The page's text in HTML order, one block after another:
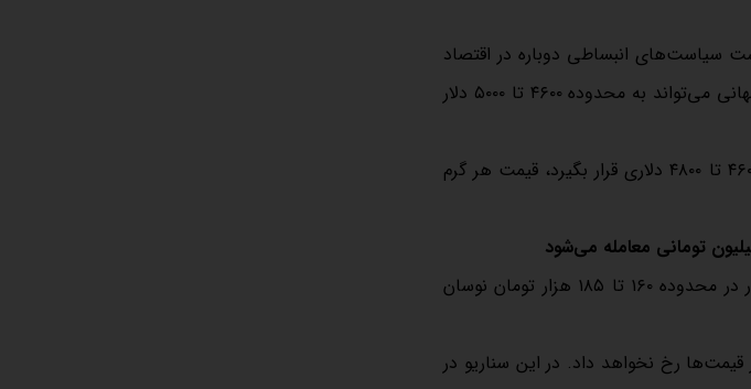
سیاست‌های انبساطی دوباره در اقتصاد
این کشور اجرا شوند. در نتیجه، بازار فلزات گرانبها، به‌ویژه طلا ظرفیت رشد خواهد داشت و اونس جهانی می‌تواند به محدوده ۴۶۰۰ تا ۵۰۰۰ دلار
دیبا افزود: «با فرض اینکه قیمت دلار ۱۳۰ تا ۱۵۰ هزار تومان شود و اونس جهانی طلا در محدوده ۴۶۰۰ تا ۴۸۰۰ دلاری قرار بگیرد، قیمت هر گرم
دیبا درباره سناریوی دوم گفت: «اگر گشایشی سیاسی ایجاد شود، اما توافقی جامع شکل نگیرد، دلار در محدوده ۱۶۰ تا ۱۸۵ هزار تومان نوسان
رخ نخواهد داد. در این سناریو در